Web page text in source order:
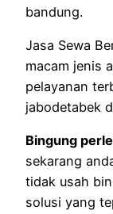
bandung.
Jasa Sewa
macam jenis
pelayanan
jabodetabek
Bingung
sekarang
tidak usah
solusi yang